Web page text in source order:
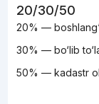
20/30/50
20% —
30% — bo‘lib
50% — kadastr